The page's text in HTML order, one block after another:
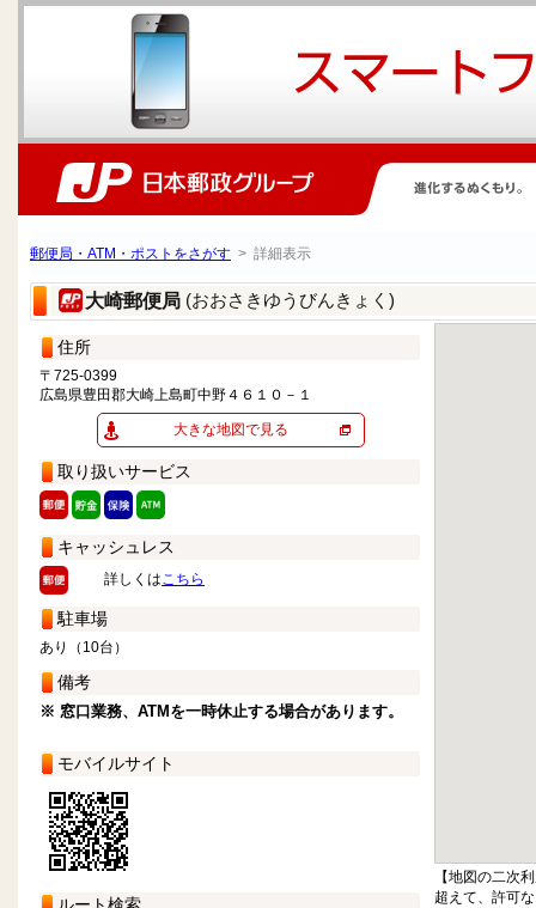
郵便局・ATM・ポストをさがす > 詳細表示
大崎郵便局 (おおさきゆうびんきょく)
住所
〒725-0399
広島県豊田郡大崎上島町中野４６１０－１
大きな地図で見る
取り扱いサービス
キャッシュレス
詳しくはこちら
駐車場
あり（10台）
備考
※ 窓口業務、ATMを一時休止する場合があります。
モバイルサイト
【地図の二次
超えて、許可